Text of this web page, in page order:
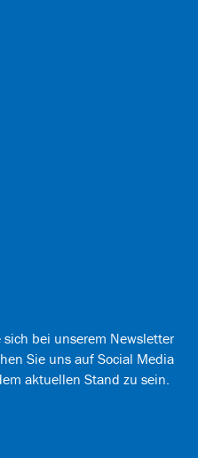
sich bei unserem Newsletter
Sie uns auf Social Media
aktuellen Stand zu sein.